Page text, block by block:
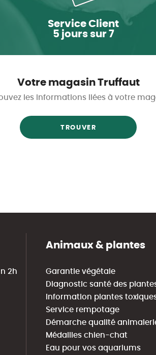
Service Client
5 jours sur 7
Votre magasin Truffaut
les informations liées à votre
TROUVER
2h
Animaux & plantes
Garantie végétale
Diagnostic santé des
Information plantes
Service rempotage
Démarche qualité
Médailles chien-chat
Eau pour vos aquariums